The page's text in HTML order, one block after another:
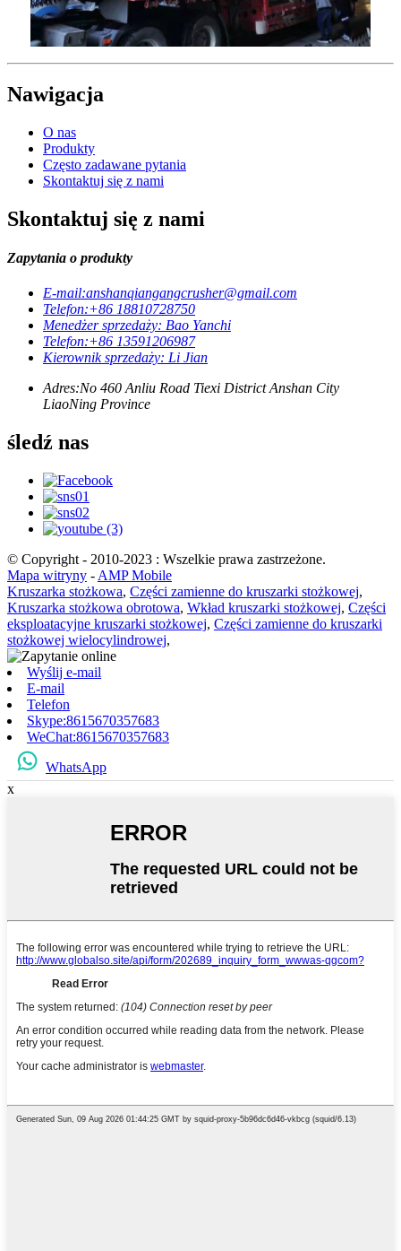
Nawigacja
O nas
Produkty
Często zadawane pytania
Skontaktuj się z nami
Skontaktuj się z nami
Zapytania o produkty
E-mail:anshanqiangangcrusher@gmail.com
Telefon:+86 18810728750
Menedżer sprzedaży: Bao Yanchi
Telefon:+86 13591206987
Kierownik sprzedaży: Li Jian
Adres:No 460 Anliu Road Tiexi District Anshan City
LiaoNing Province
śledź nas
© Copyright - 2010-2023 : Wszelkie prawa zastrzeżone.
Mapa witryny - AMP Mobile
Kruszarka stożkowa, Części zamienne do kruszarki stożkowej,
Kruszarka stożkowa obrotowa, Wkład kruszarki stożkowej, Części
eksploatacyjne kruszarki stożkowej, Części zamienne do kruszarki
stożkowej wielocylindrowej,
Wyślij e-mail
E-mail
Telefon
Skype:8615670357683
WeChat:8615670357683
WhatsApp
x